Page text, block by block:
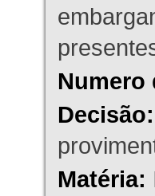
Numero
Decisão:
Matéria: